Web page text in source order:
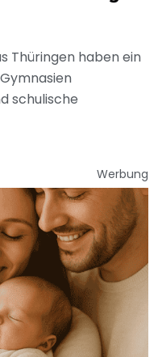
Thüringen haben ein
schulische
Werbung